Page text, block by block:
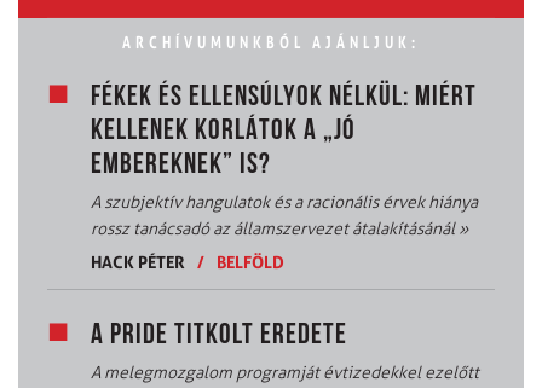
ARCHÍVUMUNKBÓL AJÁNLJUK:
FÉKEK ÉS ELLENSÚLYOK NÉLKÜL: MIÉRT
KELLENEK KORLÁTOK A „JÓ
EMBEREKNEK” IS?
A szubjektív hangulatok és a racionális érvek hiánya
rossz tanácsadó az államszervezet átalakításánál»
HACK PÉTER
/ BELFÖLD
A PRIDE TITKOLT EREDETE
A melegmozgalom programját évtizedekkel ezelőtt